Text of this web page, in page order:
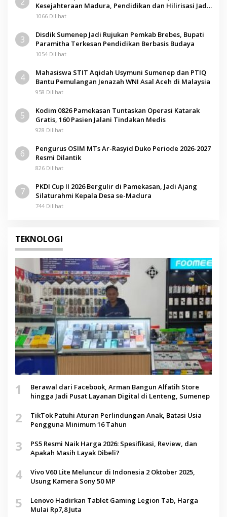
Kesejahteraan Madura, Pendidikan dan Hilirisasi Jadi
Kunci
1066 Dilihat
3
Disdik Sumenep Jadi Rujukan Pemkab Brebes, Bupati
Paramitha Terkesan Pendidikan Berbasis Budaya
1054 Dilihat
4
Mahasiswa STIT Aqidah Usymuni Sumenep dan PTIQ
Bantu Pemulangan Jenazah WNI Asal Aceh di Malaysia
958 Dilihat
5
Kodim 0826 Pamekasan Tuntaskan Operasi Katarak
Gratis, 160 Pasien Jalani Tindakan Medis
928 Dilihat
6
Pengurus OSIM MTs Ar-Rasyid Duko Periode 2026-2027
Resmi Dilantik
826 Dilihat
7
PKDI Cup II 2026 Bergulir di Pamekasan, Jadi Ajang
Silaturahmi Kepala Desa se-Madura
744 Dilihat
TEKNOLOGI
1
Berawal dari Facebook, Arman Bangun Alfatih Store
hingga Jadi Pusat Layanan Digital di Lenteng, Sumenep
2
TikTok Patuhi Aturan Perlindungan Anak, Batasi Usia
Pengguna Minimum 16 Tahun
3
PS5 Resmi Naik Harga 2026: Spesifikasi, Review, dan
Apakah Masih Layak Dibeli?
4
Vivo V60 Lite Meluncur di Indonesia 2 Oktober 2025,
Usung Kamera Sony 50 MP
5
Lenovo Hadirkan Tablet Gaming Legion Tab, Harga
Mulai Rp7,8 Juta